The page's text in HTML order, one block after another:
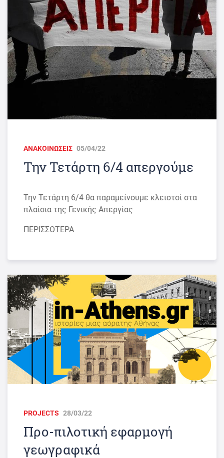
ΑΝΑΚΟΙΝΩΣΕΙΣ 05/04/22
Την Τετάρτη 6/4 απεργούμε
Την Τετάρτη 6/4 θα παραμείνουμε κλειστοί στα
πλαίσια της Γενικής Απεργίας
ΠΕΡΙΣΣΟΤΕΡΑ
PROJECTS 28/03/22
Προ-πιλοτική εφαρμογή
γεωγραφικά